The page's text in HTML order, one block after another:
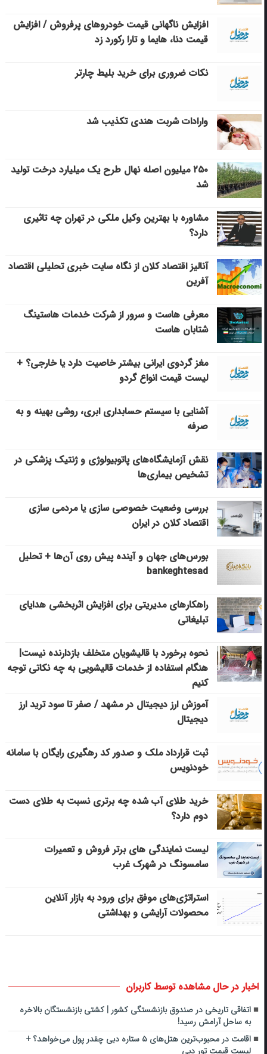
افزایش ناگهانی قیمت خودروهای پرفروش / افزایش
قیمت دنا، هایما و تارا رکورد زد
نکات ضروری برای خرید بلیط چارتر
وارادات شربت هندی تکذیب شد
۲۵۰ میلیون اصله نهال طرح یک میلیارد درخت تولید
شد
مشاوره با بهترین وکیل ملکی در تهران چه تاثیری
دارد؟
آنالیز اقتصاد کلان از نگاه سایت خبری تحلیلی اقتصاد
آفرین
معرفی هاست و سرور از شرکت خدمات هاستینگ
شتابان هاست
مغز گردوی ایرانی بیشتر خاصیت دارد یا خارجی؟ +
لیست قیمت انواع گردو
آشنایی با سیستم حسابداری ابری، روشی بهینه و به
صرفه
نقش آزمایشگاه‌های پاتوبیولوژی و ژنتیک پزشکی در
تشخیص بیماری‌ها
بررسی وضعیت خصوصی سازی یا مردمی سازی
اقتصاد کلان در ایران
بورس‌های جهان و آینده پیش روی آن‌ها + تحلیل
bankeghtesad
راهکارهای مدیریتی برای افزایش اثربخشی هدایای
تبلیغاتی
نحوه برخورد با قالیشویان متخلف بازدارنده نیست|
هنگام استفاده از خدمات قالیشویی به چه نکاتی توجه
کنیم
آموزش ارز دیجیتال در مشهد / صفر تا سود ترید ارز
دیجیتال
ثبت قرارداد ملک و صدور کد رهگیری رایگان با سامانه
خودنویس
خرید طلای آب شده چه برتری نسبت به طلای دست
دوم دارد؟
لیست نمایندگی های برتر فروش و تعمیرات
سامسونگ در شهرک غرب
استراتژی‌های موفق برای ورود به بازار آنلاین
محصولات آرایشی و بهداشتی
اخبار در حال مشاهده توسط کاربران
اتفاقی تاریخی در صندوق بازنشستگی کشور | کشتی بازنشستگان بالاخره
به ساحل آرامش رسید!
اقامت در محبوب‌ترین هتل‌های ۵ ستاره دبی چقدر پول می‌خواهد؟ +
لیست قیمت تور دبی